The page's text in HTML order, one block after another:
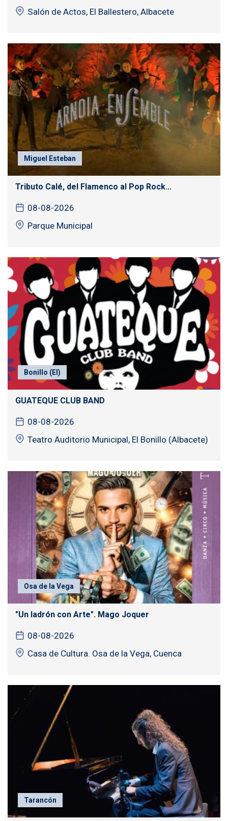
Salón de Actos, El Ballestero, Albacete
Miguel Esteban
Tributo Calé, del Flamenco al Pop Rock...
08-08-2026
Parque Municipal
Bonillo (El)
GUATEQUE CLUB BAND
08-08-2026
Teatro Auditorio Municipal, El Bonillo (Albacete)
Osa de la Vega
"Un ladrón con Arte". Mago Joquer
08-08-2026
Casa de Cultura. Osa de la Vega, Cuenca
Tarancón